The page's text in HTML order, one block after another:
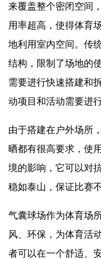
来覆盖整个密闭空间
用率超高，使得体育
地利用室内空间。传
结构，限制了场地的
需要进行快速搭建和
动项目和活动需要进
由于搭建在户外场所
晒都有很高要求，使
境的影响，它可以对
稳如泰山，保证比赛
气囊球场作为体育场
风、环保，为体育活
者可以在一个舒适、